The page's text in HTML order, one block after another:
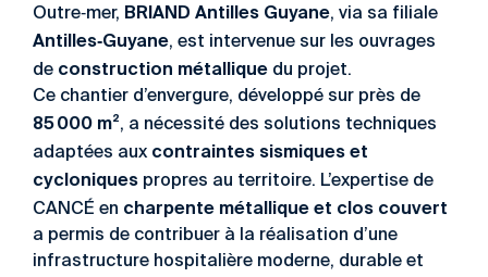
Outre‑mer, BRIAND Antilles Guyane, via sa filiale
Antilles‑Guyane, est intervenue sur les ouvrages
de construction métalliquedu projet.
Ce chantier d’envergure, développé sur près de
85 000 m², a nécessité des solutions techniques
adaptées aux contraintes sismiques et
cycloniquespropres au territoire. L’expertise de
CANCÉ en charpente métallique et clos couvert
a permis de contribuer à la réalisation d’une
infrastructure hospitalière moderne, durable et